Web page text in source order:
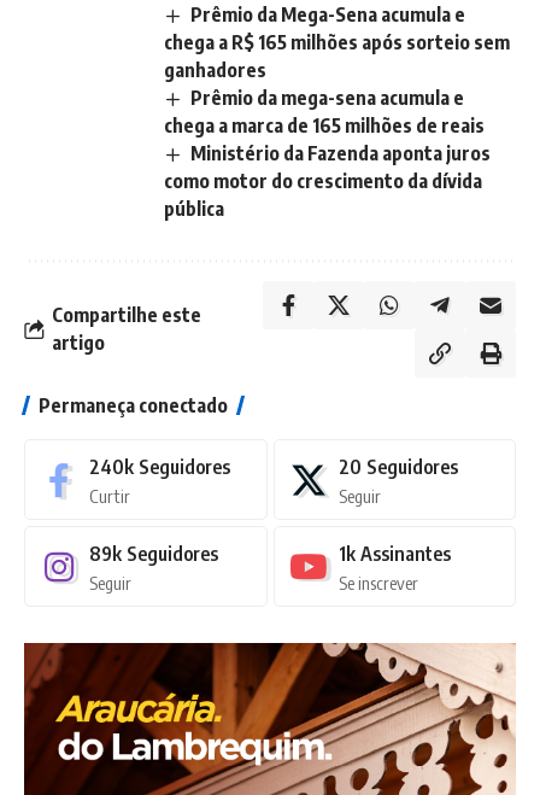
Prêmio da Mega-Sena acumula e
chega a R$ 165 milhões após sorteio sem
ganhadores
Prêmio da mega-sena acumula e
chega a marca de 165 milhões de reais
Ministério da Fazenda aponta juros
como motor do crescimento da dívida
pública
Compartilhe este
artigo
Permaneça conectado
240k Seguidores
Curtir
20 Seguidores
Seguir
89k Seguidores
Seguir
1k Assinantes
Se inscrever